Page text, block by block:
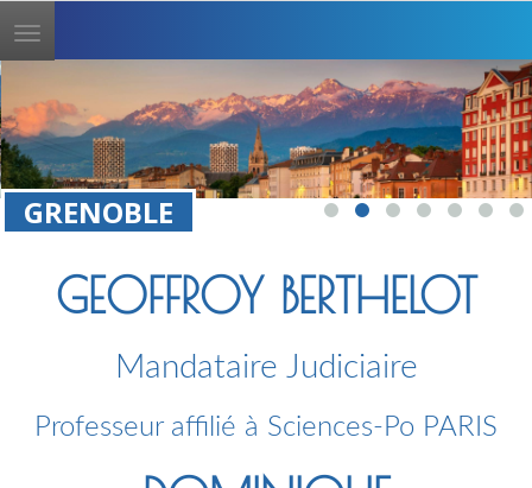
Toggle
navigation
GRENOBLE
GEOFFROY BERTHELOT
Mandataire Judiciaire
Professeur affilié à Sciences-Po PARIS